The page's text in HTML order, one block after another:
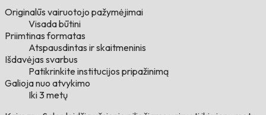
Originalūs vairuotojo pažymėjimai
Visada būtini
Priimtinas formatas
Atspausdintas ir skaitmeninis
Išdavėjas svarbus
Patikrinkite institucijos pripažinimą
Galioja nuo atvykimo
Iki 3 metų